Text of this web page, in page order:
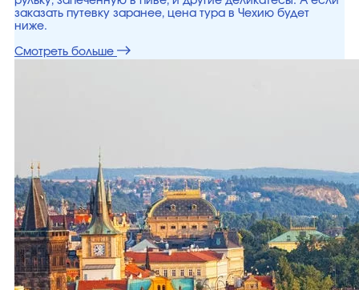
заказать путевку заранее, цена тура в Чехию будет
ниже.
Смотреть больше